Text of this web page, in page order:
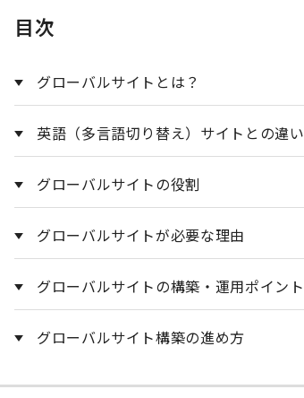
目次
グローバルサイトとは？
英語（多言語切り替え）サイトとの違い
グローバルサイトの役割
グローバルサイトが必要な理由
グローバルサイトの構築・運用ポイント
グローバルサイト構築の進め方